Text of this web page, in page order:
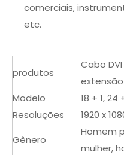
comerciais,
etc.
produtos
Cabo
extensão
Modelo
18 + 1, 24
Resoluções
1920 x
Gênero
Homem
mulher,